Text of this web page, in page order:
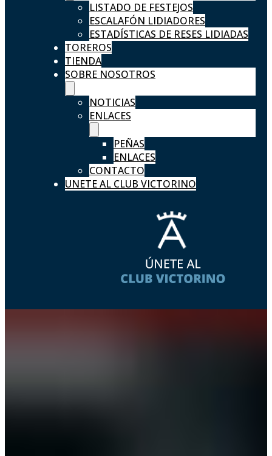
LISTADO DE FESTEJOS
ESCALAFÓN LIDIADORES
ESTADÍSTICAS DE RESES LIDIADAS
TOREROS
TIENDA
SOBRE NOSOTROS
NOTICIAS
ENLACES
PEÑAS
ENLACES
CONTACTO
UNETE AL CLUB VICTORINO